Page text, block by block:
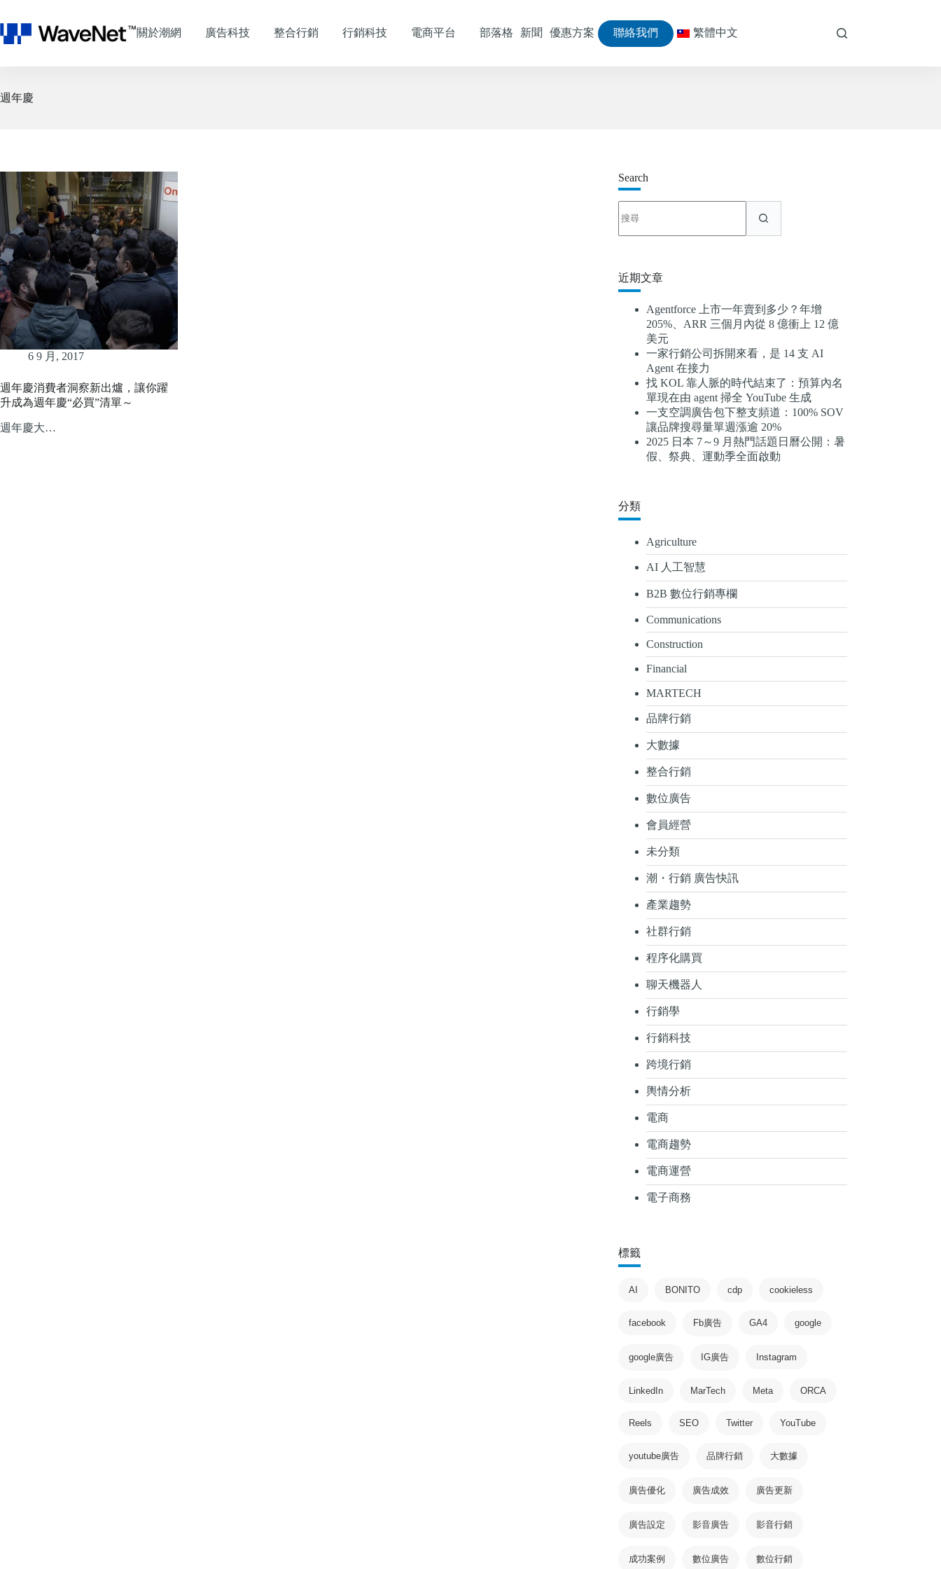
至
主
關於潮網 廣告科技 整合行銷 行銷科技 電商平台 部落格 新聞 優惠方案 聯絡我們 繁體中文
週年慶
6 9 月, 2017
週年慶消費者洞察新出爐，讓你躍
升成為週年慶“必買”清單～
週年慶大…
Search
不
到
條
件
近期文章
Agentforce 上市一年賣到多少？年增
205%、ARR 三個月內從 8 億衝上 12 億
美元
一家行銷公司拆開來看，是 14 支 AI
Agent 在接力
找 KOL 靠人脈的時代結束了：預算內名
單現在由 agent 掃全 YouTube 生成
一支空調廣告包下整支頻道：100% SOV
讓品牌搜尋量單週漲逾 20%
2025 日本 7～9 月熱門話題日曆公開：暑
假、祭典、運動季全面啟動
分類
Agriculture
AI 人工智慧
B2B 數位行銷專欄
Communications
Construction
Financial
MARTECH
品牌行銷
大數據
整合行銷
數位廣告
會員經營
未分類
潮・行銷 廣告快訊
產業趨勢
社群行銷
程序化購買
聊天機器人
行銷學
行銷科技
跨境行銷
輿情分析
電商
電商趨勢
電商運營
電子商務
標籤
AI BONITO cdp cookieless
facebook Fb廣告 GA4 google
google廣告 IG廣告 Instagram
LinkedIn MarTech Meta ORCA
Reels SEO Twitter YouTube
youtube廣告 品牌行銷 大數據
廣告優化 廣告成效 廣告更新
廣告設定 影音廣告 影音行銷
成功案例 數位廣告 數位行銷